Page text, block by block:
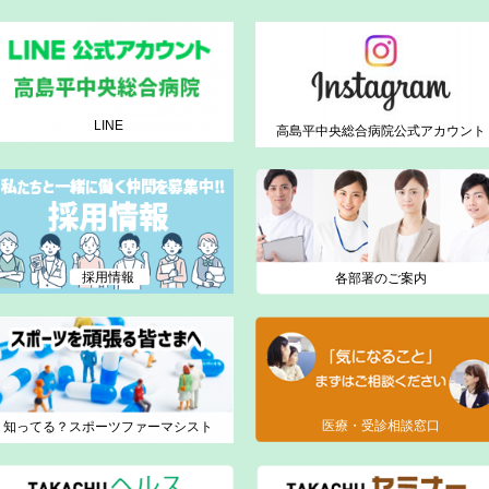
LINE 高島平中央総合病院公式アカウント
採用情報 各部署のご案内
知ってる？スポーツファーマシスト 医療・受診相談窓口